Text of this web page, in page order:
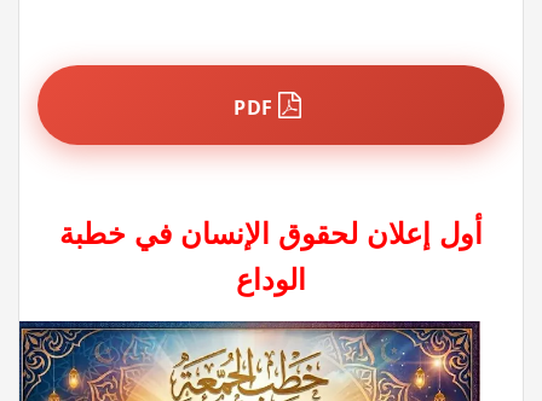
أول إعلان لحقوق الإنسان في خطبة
الوداع